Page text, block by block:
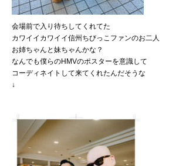
会場前で入り待ちしてくれてた
カワイイカワイイ信州ちびっこファンのお二人
お姉ちゃんと妹ちゃんかな？
なんでも僕らのHMVのポスターを意識して
コーディネイトして来てくれたんだそうな
↓